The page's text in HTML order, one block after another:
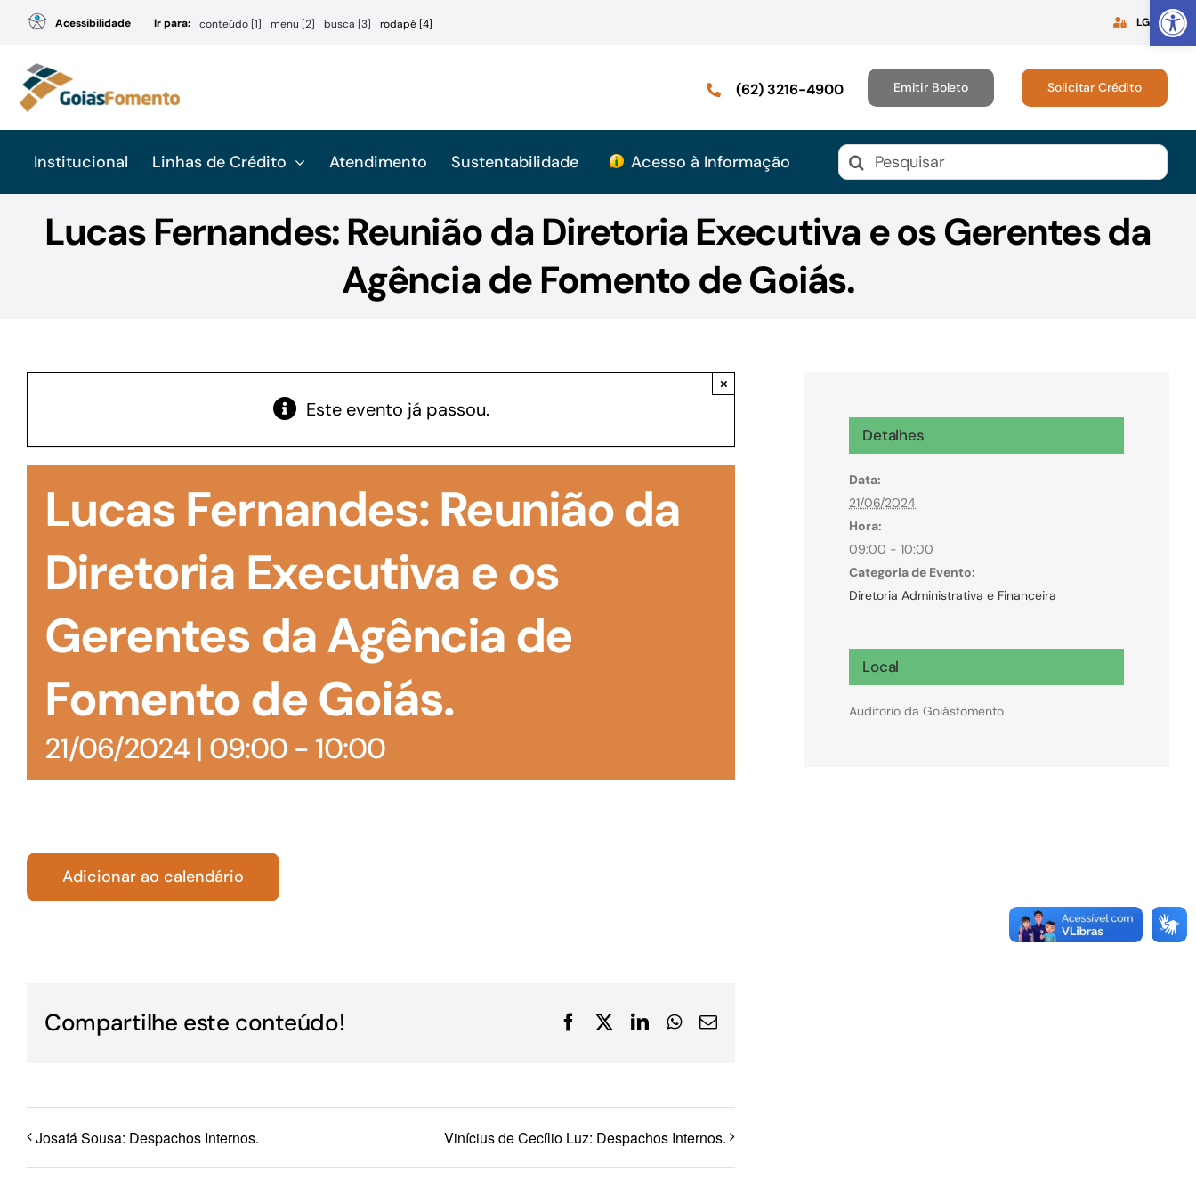
Abrir
conteúdo
Acessibilidade Ir para: conteúdo [1] menu [2] busca [3] rodapé [4] LGPD
(62) 3216-4900 Emitir Boleto Solicitar Crédito
Institucional Linhas de Crédito
manutenção de estoques e despesas operacionais
realizar obras, dentre outros serviços
Microcrédito
Para MEI, microempresas e pessoas físicas
(feirantes e transportes)
Turismo Repasse
Atendimento Sustentabilidade Acesso à Informação
Buscar
resultados
Lucas Fernandes: Reunião da Diretoria Executiva e os Gerentes da
Agência de Fomento de Goiás.
Este evento já passou.
×
Lucas Fernandes: Reunião da
Diretoria Executiva e os
Gerentes da Agência de
Fomento de Goiás.
21/06/2024 | 09:00- 10:00
Adicionar ao calendário
Compartilhe este conteúdo! FacebookLinkedInWhatsApp
E-
Josafá Sousa: Despachos Internos. Vinícius de Cecílio Luz: Despachos Internos.
Detalhes
Data:
21/06/2024
Hora:
09:00 - 10:00
Categoria de Evento:
Diretoria Administrativa e Financeira
Local
Auditorio da Goiásfomento